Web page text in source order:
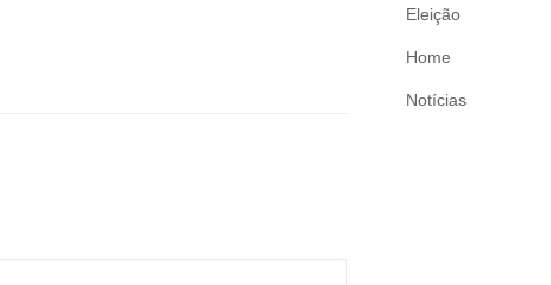
Eleição
Home
Notícias